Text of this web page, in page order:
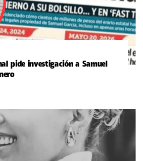
pide investigación a Samuel